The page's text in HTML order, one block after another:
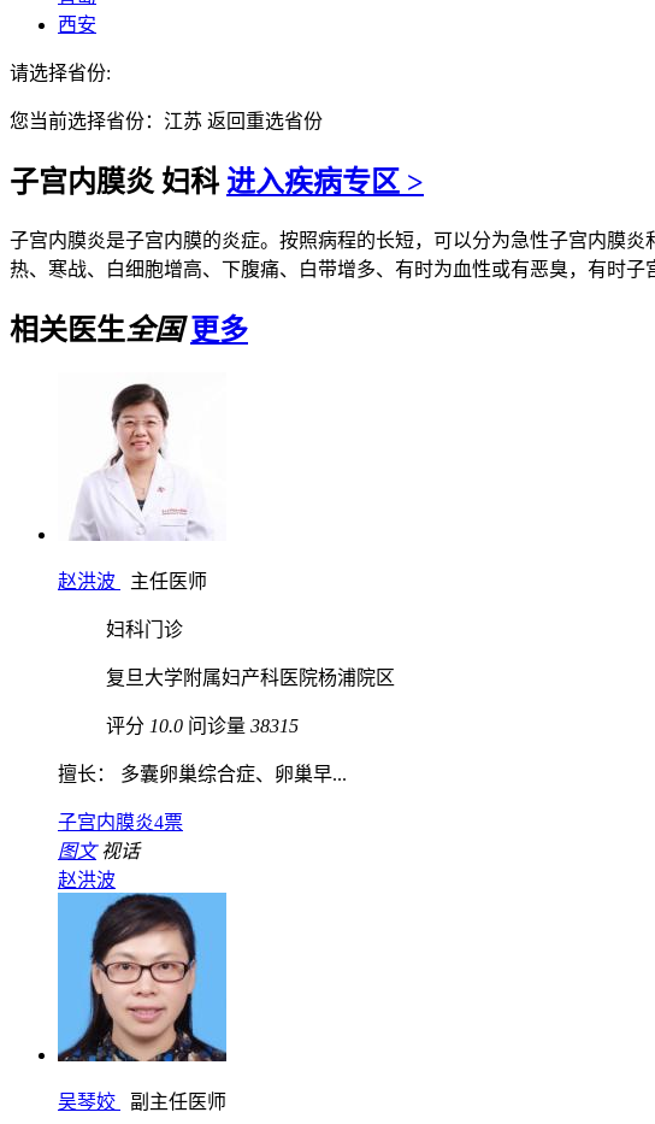
西安
请选择省份:
您当前选择省份： 江苏 返回重选省份
子宫内膜炎 妇科 进入疾病专区 >
子宫内膜炎是子宫内膜的炎症。按照病程的长短，可以分为急性子宫内膜
热、寒战、白细胞增高、下腹痛、白带增多、有时为血性或有恶臭，有时子
相关医生全国 更多
赵洪波 主任医师
妇科门诊
复旦大学附属妇产科医院杨浦院区
评分 10.0 问诊量 38315
擅长： 多囊卵巢综合症、卵巢早...
子宫内膜炎4票
图文 视话
赵洪波
吴琴姣 副主任医师